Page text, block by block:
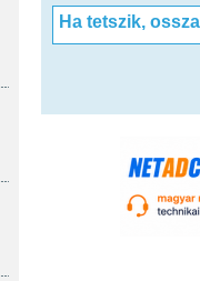
Ha tetszik,